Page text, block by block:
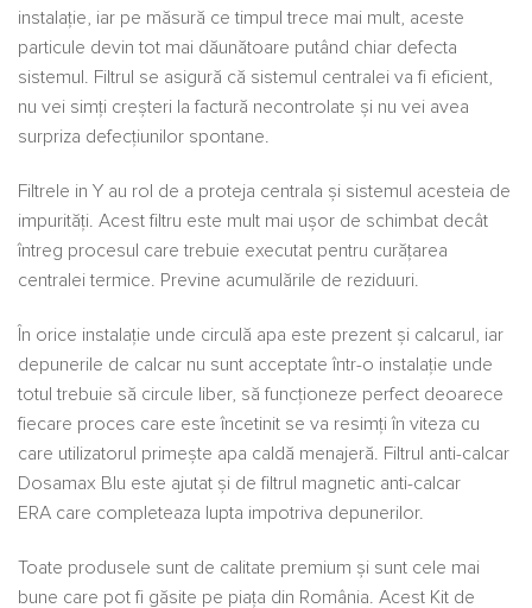
instalație, iar pe măsură ce timpul trece mai mult, aceste
particule devin tot mai dăunătoare putând chiar defecta
sistemul. Filtrul se asigură că sistemul centralei va fi eficient,
nu vei simți creșteri la factură necontrolate și nu vei avea
surpriza defecțiunilor spontane.
Filtrele in Y au rol de a proteja centrala și sistemul acesteia de
impurități. Acest filtru este mult mai ușor de schimbat decât
întreg procesul care trebuie executat pentru curățarea
centralei termice. Previne acumulările de reziduuri.
În orice instalație unde circulă apa este prezent și calcarul, iar
depunerile de calcar nu sunt acceptate într-o instalație unde
totul trebuie să circule liber, să funcționeze perfect deoarece
fiecare proces care este încetinit se va resimți în viteza cu
care utilizatorul primește apa caldă menajeră. Filtrul anti-calcar
Dosamax Blu este ajutat și de filtrul magnetic anti-calcar
ERA care completeaza lupta impotriva depunerilor.
Toate produsele sunt de calitate premium și sunt cele mai
bune care pot fi găsite pe piața din România. Acest Kit de